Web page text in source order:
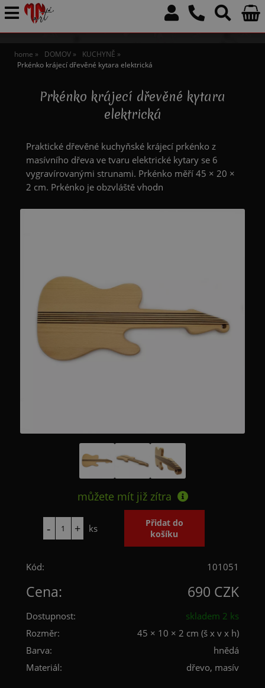
home DOMOV
KUCHYNĚ
Prkénko krájecí dřevěné kytara elektrická
Prkénko krájecí dřevěné kytara
elektrická
Praktické dřevěné kuchyňské krájecí prkénko z
masívního dřeva ve tvaru elektrické kytary se 6
vygravírovanými strunami. Prkénko měří 45 × 20 ×
2 cm. Prkénko je obzvláště vhodn
můžete mít již zítra
ks
Kód: 101051
Cena: 690 CZK
Dostupnost:
skladem 2 ks
Rozměr:
45 × 10 × 2 cm (š x v x h)
Barva:
hnědá
Materiál:
dřevo, masív